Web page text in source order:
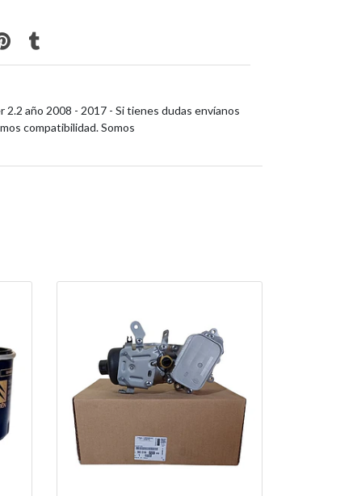
año 2008 - 2017 - Si tienes dudas envíanos
compatibilidad. Somos